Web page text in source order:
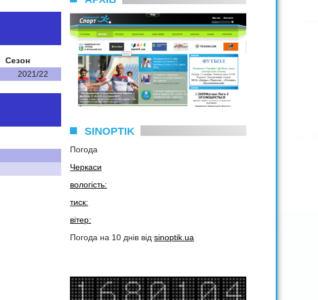
Сезон
2021/22
SINOPTIK
Погода
Черкаси
вологість:
тиск:
вітер:
Погода на 10 днів від sinoptik.ua